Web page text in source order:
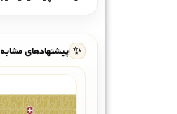
✨ پیشنهادهای مشابه